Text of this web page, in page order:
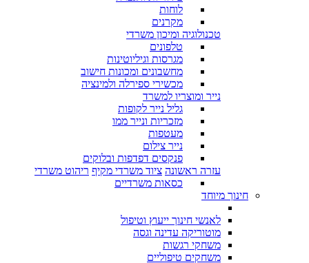
לוחות
מקרנים
טכנולוגיה ומיכון משרדי
טלפונים
מגרסות וגיליוטינות
מחשבונים ומכונות חישוב
מכשירי ספירלה ולמינציה
נייר ומוצריו למשרד
גליל נייר לקופות
מזכריות ונייר ממו
מעטפות
נייר צילום
פנקסים דפדפות ובלוקים
עזרה ראשונה ציוד משרדי מקיף ריהוט משרדי
כסאות משרדיים
חינוך מיוחד
לאנשי חינוך ייעוץ וטיפול
מוטוריקה עדינה וגסה
משחקי רגשות
משחקים טיפוליים